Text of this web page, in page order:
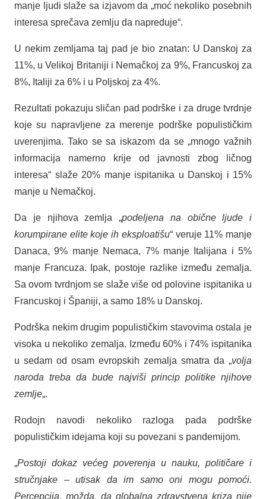
manje ljudi slaže sa izjavom da „moć nekoliko posebnih
interesa sprečava zemlju da napreduje“.
U nekim zemljama taj pad je bio znatan: U Danskoj za
11%, u Velikoj Britaniji i Nemačkoj za 9%, Francuskoj za
8%, Italiji za 6% i u Poljskoj za 4%.
Rezultati pokazuju sličan pad podrške i za druge tvrdnje
koje su napravljene za merenje podrške populističkim
uverenjima. Tako se sa iskazom da se „mnogo važnih
informacija namerno krije od javnosti zbog ličnog
interesa“ slaže 20% manje ispitanika u Danskoj i 15%
manje u Nemačkoj.
Da je njihova zemlja „podeljena na obične ljude i
korumpirane elite koje ih eksploatišu“ veruje 11% manje
Danaca, 9% manje Nemaca, 7% manje Italijana i 5%
manje Francuza. Ipak, postoje razlike između zemalja.
Sa ovom tvrdnjom se slaže više od polovine ispitanika u
Francuskoj i Španiji, a samo 18% u Danskoj.
Podrška nekim drugim populističkim stavovima ostala je
visoka u nekoliko zemalja. Između 60% i 74% ispitanika
u sedam od osam evropskih zemalja smatra da „volja
naroda treba da bude najviši princip politike njihove
zemlje„.
Rodojn navodi nekoliko razloga pada podrške
populističkim idejama koji su povezani s pandemijom.
„Postoji dokaz većeg poverenja u nauku, političare i
stručnjake – utisak da im samo oni mogu pomoći.
Percepcija, možda, da globalna zdravstvena kriza nije